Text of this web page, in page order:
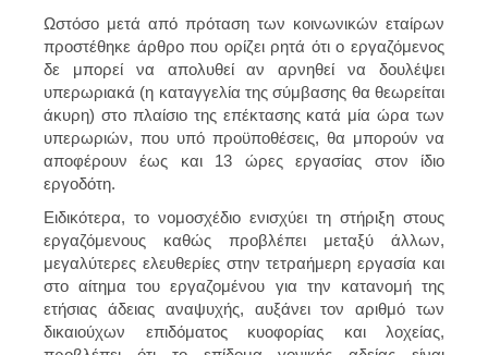
Ωστόσο μετά από πρόταση των κοινωνικών εταίρων
προστέθηκε άρθρο που ορίζει ρητά ότι ο εργαζόμενος
δε μπορεί να απολυθεί αν αρνηθεί να δουλέψει
υπερωριακά (η καταγγελία της σύμβασης θα θεωρείται
άκυρη) στο πλαίσιο της επέκτασης κατά μία ώρα των
υπερωριών, που υπό προϋποθέσεις, θα μπορούν να
αποφέρουν έως και 13 ώρες εργασίας στον ίδιο
εργοδότη.
Ειδικότερα, το νομοσχέδιο ενισχύει τη στήριξη στους
εργαζόμενους καθώς προβλέπει μεταξύ άλλων,
μεγαλύτερες ελευθερίες στην τετραήμερη εργασία και
στο αίτημα του εργαζομένου για την κατανομή της
ετήσιας άδειας αναψυχής, αυξάνει τον αριθμό των
δικαιούχων επιδόματος κυοφορίας και λοχείας,